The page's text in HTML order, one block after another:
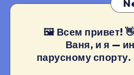
🖼 Всем привет!
Ваня, и я —
парусному